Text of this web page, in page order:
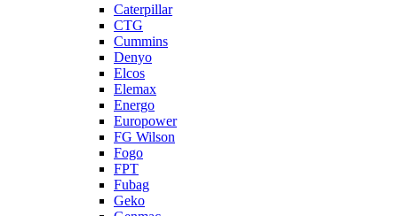
Caterpillar
CTG
Cummins
Denyo
Elcos
Elemax
Energo
Europower
FG Wilson
Fogo
FPT
Fubag
Geko